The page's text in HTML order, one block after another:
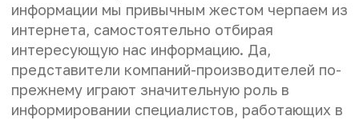
информации мы привычным жестом черпаем из
интернета, самостоятельно отбирая
интересующую нас информацию. Да,
представители компаний-производителей по-
прежнему играют значительную роль в
информировании специалистов, работающих в